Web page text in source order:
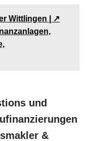
Wittlingen | ↗️
und
&